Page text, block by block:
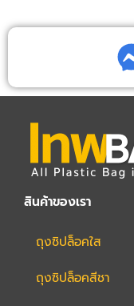
สินค้าของเรา
ถุงซิปล็อคใส
ถุงซิปล็อคสีชา